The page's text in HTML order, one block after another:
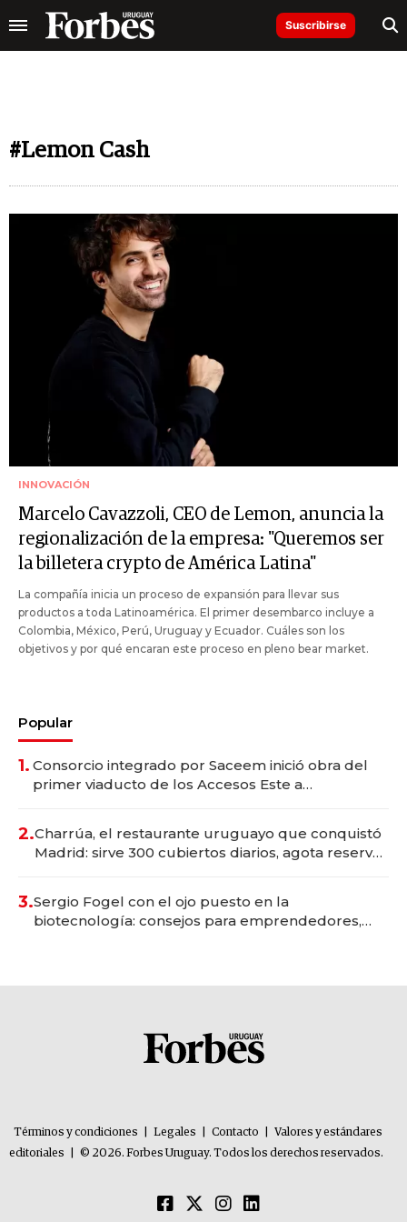
Suscribirse
#Lemon Cash
INNOVACIÓN
Marcelo Cavazzoli, CEO de Lemon, anuncia la
regionalización de la empresa: "Queremos ser
la billetera crypto de América Latina"
La compañía inicia un proceso de expansión para llevar sus
productos a toda Latinoamérica. El primer desembarco incluye a
Colombia, México, Perú, Uruguay y Ecuador. Cuáles son los
objetivos y por qué encaran este proceso en pleno bear market.
Popular
1. Consorcio integrado por Saceem inició obra del
primer viaducto de los Accesos Este a
2.Charrúa, el restaurante uruguayo que conquistó
Madrid: sirve 300 cubiertos diarios, agota reservas
3.Sergio Fogel con el ojo puesto en la
biotecnología: consejos para emprendedores,
Términos y condiciones Legales Contacto
Valores y estándares
editoriales
© 2026. Forbes Uruguay. Todos los derechos reservados.